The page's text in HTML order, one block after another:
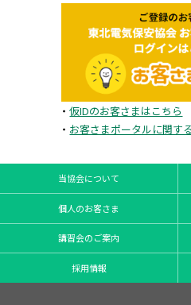
・仮IDのお客さまはこちら
・ お客さまポータルに関す
当協会について
個人のお客さま
講習会のご案内
採用情報